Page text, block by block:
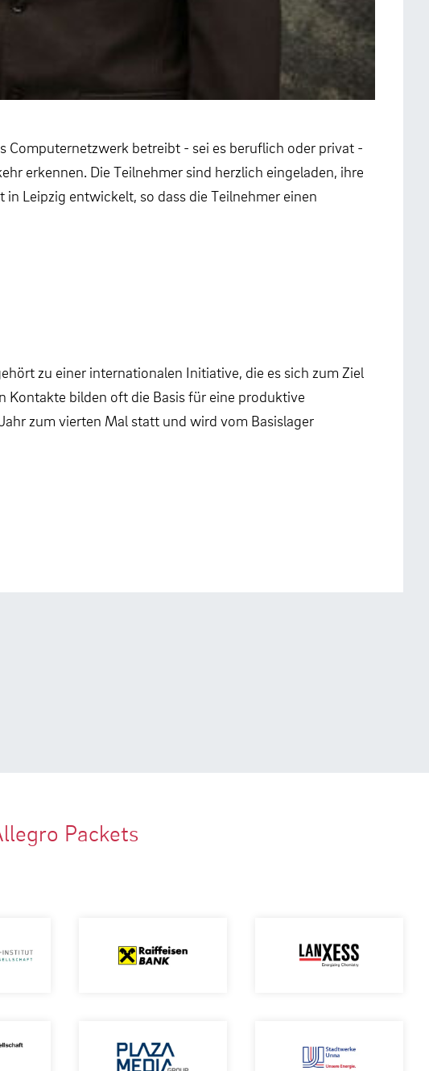
Computernetzwerk betreibt - sei es beruflich oder privat -
erkennen. Die Teilnehmer sind herzlich eingeladen, ihre
Leipzig entwickelt, so dass die Teilnehmer einen
zu einer internationalen Initiative, die es sich zum Ziel
Kontakte bilden oft die Basis für eine produktive
zum vierten Mal statt und wird vom Basislager
Packets